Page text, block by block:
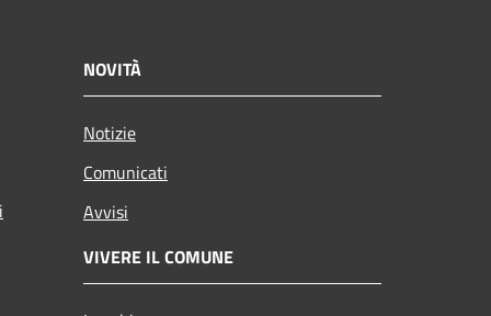
NOVITÀ
Notizie
Comunicati
Avvisi
VIVERE IL COMUNE